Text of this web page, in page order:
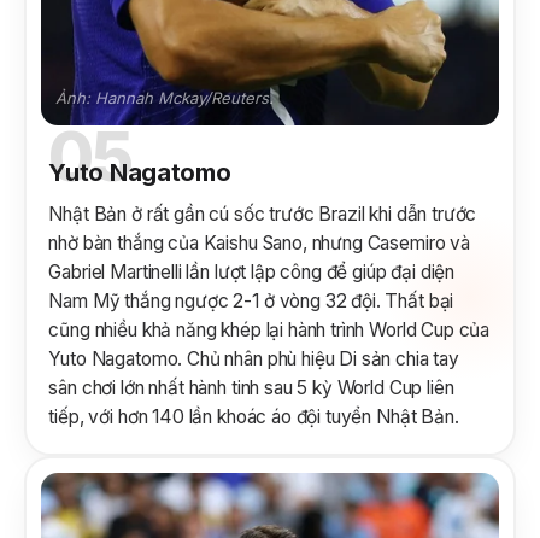
Ảnh: Hannah Mckay/Reuters.
05
Yuto Nagatomo
Nhật Bản ở rất gần cú sốc trước Brazil khi dẫn trước
nhờ bàn thắng của Kaishu Sano, nhưng Casemiro và
Gabriel Martinelli lần lượt lập công để giúp đại diện
Nam Mỹ thắng ngược 2-1 ở vòng 32 đội. Thất bại
cũng nhiều khả năng khép lại hành trình World Cup của
Yuto Nagatomo. Chủ nhân phù hiệu Di sản chia tay
sân chơi lớn nhất hành tinh sau 5 kỳ World Cup liên
tiếp, với hơn 140 lần khoác áo đội tuyển Nhật Bản.